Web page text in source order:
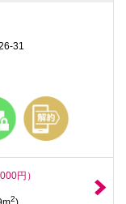
31
円）
2